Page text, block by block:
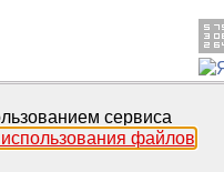
сервиса
файлов